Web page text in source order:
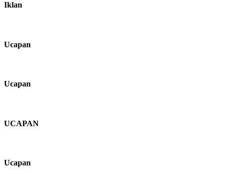
Iklan
Ucapan
Ucapan
UCAPAN
Ucapan